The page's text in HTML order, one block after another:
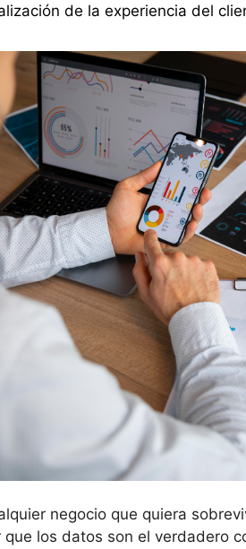
de la experiencia del
negocio que quiera
los datos son el verdadero